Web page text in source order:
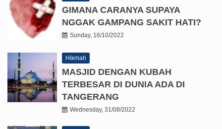
GIMANA CARANYA SUPAYA
NGGAK GAMPANG SAKIT HATI?
Sunday, 16/10/2022
Hikmah
MASJID DENGAN KUBAH
TERBESAR DI DUNIA ADA DI
TANGERANG
Wednesday, 31/08/2022